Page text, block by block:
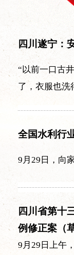
四川遂宁：
“以前一口古
了，衣服也洗
全国水利行
9月29日，向
四川省第十
例修正案（
9月29日上午